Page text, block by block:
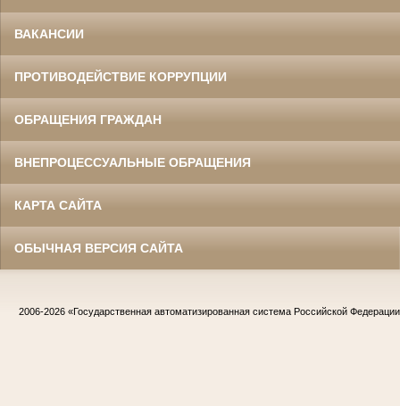
ВАКАНСИИ
ПРОТИВОДЕЙСТВИЕ КОРРУПЦИИ
ОБРАЩЕНИЯ ГРАЖДАН
ВНЕПРОЦЕССУАЛЬНЫЕ ОБРАЩЕНИЯ
КАРТА САЙТА
ОБЫЧНАЯ ВЕРСИЯ САЙТА
2006-2026 «Государственная автоматизированная система Российской